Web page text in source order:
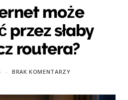
może
przez słaby
routera?
BRAK KOMENTARZY